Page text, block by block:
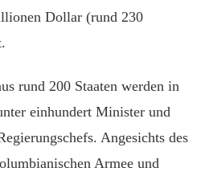
Dollar (rund 230
rund 200 Staaten werden in
einhundert Minister und
Angesichts des
Armee und